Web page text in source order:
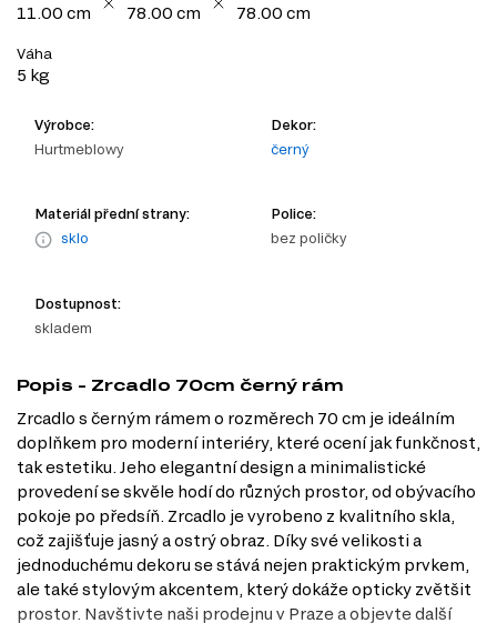
11.00 cm 78.00 cm 78.00 cm
Váha
5 kg
Výrobce:
Hurtmeblowy
Dekor:
černý
Materiál přední strany:
sklo
Police:
bez poličky
Dostupnost:
skladem
Popis - Zrcadlo 70cm černý rám
Zrcadlo s černým rámem o rozměrech 70 cm je ideálním
doplňkem pro moderní interiéry, které ocení jak funkčnost,
tak estetiku. Jeho elegantní design a minimalistické
provedení se skvěle hodí do různých prostor, od obývacího
pokoje po předsíň. Zrcadlo je vyrobeno z kvalitního skla,
což zajišťuje jasný a ostrý obraz. Díky své velikosti a
jednoduchému dekoru se stává nejen praktickým prvkem,
ale také stylovým akcentem, který dokáže opticky zvětšit
prostor. Navštivte naši prodejnu v Praze a objevte další